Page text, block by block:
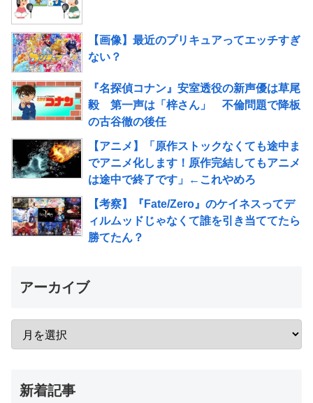
【画像】最近のプリキュアってエッチすぎ
ない？
『名探偵コナン』安室透役の新声優は草尾
毅 第一声は「梓さん」 不倫問題で降板
の古谷徹の後任
【アニメ】「原作ストックなくても途中ま
でアニメ化します！原作完結してもアニメ
は途中で終了です」←これやめろ
【考察】『Fate/Zero』のケイネスってデ
ィルムッドじゃなくて誰を引き当ててたら
勝てたん？
アーカイブ
新着記事